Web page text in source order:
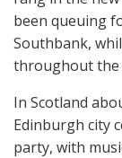
been queuing
Southbank,
throughout the
In Scotland
Edinburgh city
party, with